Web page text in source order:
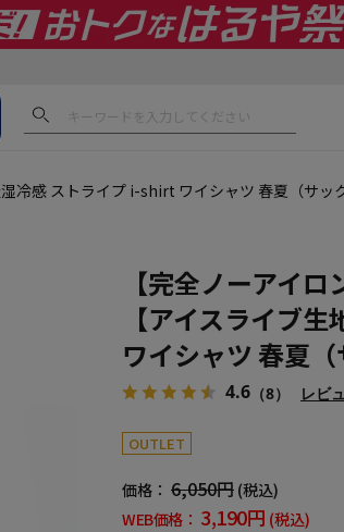
冷感 ストライプ i-shirt ワイシャツ 春夏（サッ
【完全ノーアイ
【アイスライブ
ワイシャツ 春夏
4.6 （8） レビ
OUTLET
価格： 6,050円 (税込)
WEB価格： 3,190円 (税込)